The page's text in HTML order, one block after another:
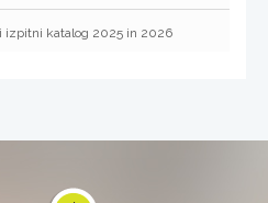
izpitni katalog 2025 in 2026